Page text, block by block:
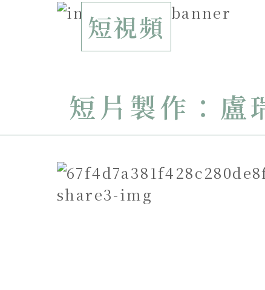
短視頻
短片製作：盧